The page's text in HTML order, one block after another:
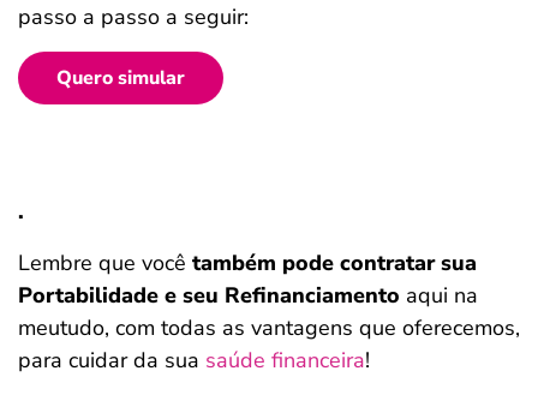
passo a passo a seguir:
Quero simular
.
Lembre que você também pode contratar sua
Portabilidade e seu Refinanciamento aqui na
meutudo, com todas as vantagens que oferecemos,
para cuidar da sua saúde financeira!